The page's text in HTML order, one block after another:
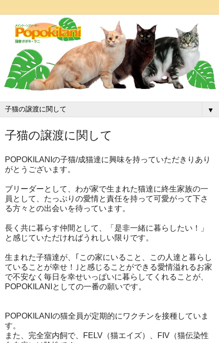
▼
子猫の譲渡に関して
POPOKILANIの子猫/成猫達に興味を持っていただきりあり
がとうございます。
ブリーダーとして、わが家で生まれた猫達に終生家族の一
員として、たっぷりの愛情と責任を持って可愛がって下さ
る方々との出会いを待っています。
長く共に暮らす仲間として、「是非一緒に暮らしたい！」
と感じていただければうれしい限りです。
生まれた子猫達が、｢この家にいること、この人達と暮らし
ていることが幸せ！｣と感じることができる愛情溢れるお家
で不安なく毎日を幸せいっぱいに暮らしてくれることが、
POPOKILANIとしての一番の願いです。
POPOKILANIの猫全員が定期的にワクチンを接種していま
す。
また、完全室内飼で、FELV（猫エイズ）、FIV（猫伝染性